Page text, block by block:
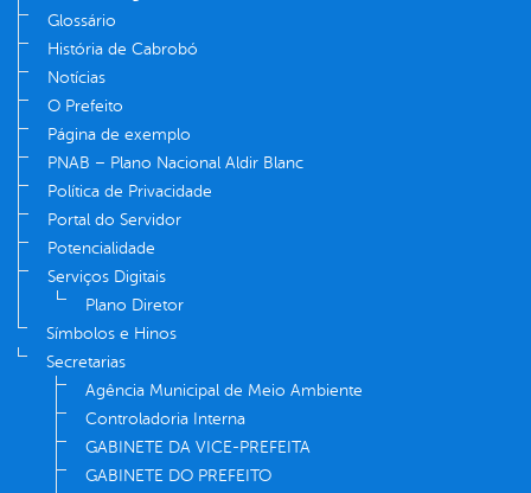
Glossário
História de Cabrobó
Notícias
O Prefeito
Página de exemplo
PNAB – Plano Nacional Aldir Blanc
Política de Privacidade
Portal do Servidor
Potencialidade
Serviços Digitais
Plano Diretor
Símbolos e Hinos
Secretarias
Agência Municipal de Meio Ambiente
Controladoria Interna
GABINETE DA VICE-PREFEITA
GABINETE DO PREFEITO